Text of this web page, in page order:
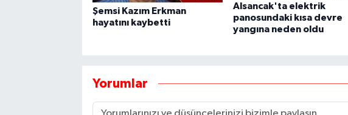
Şemsi Kazım Erkman
hayatını kaybetti
Alsancak'ta elektrik
panosundaki kısa devre
yangına neden oldu
Yorumlar